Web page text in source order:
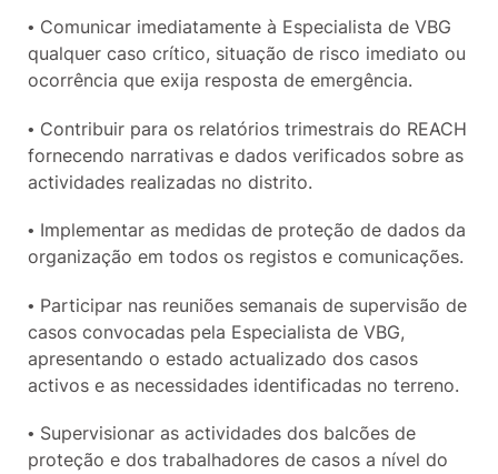
• Comunicar imediatamente à Especialista de VBG
qualquer caso crítico, situação de risco imediato ou
ocorrência que exija resposta de emergência.
• Contribuir para os relatórios trimestrais do REACH
fornecendo narrativas e dados verificados sobre as
actividades realizadas no distrito.
• Implementar as medidas de proteção de dados da
organização em todos os registos e comunicações.
• Participar nas reuniões semanais de supervisão de
casos convocadas pela Especialista de VBG,
apresentando o estado actualizado dos casos
activos e as necessidades identificadas no terreno.
• Supervisionar as actividades dos balcões de
proteção e dos trabalhadores de casos a nível do